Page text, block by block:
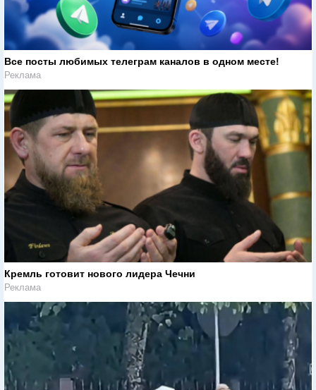
Все посты любимых телеграм каналов в одном месте!
Реклама
Кремль готовит нового лидера Чечни
Реклама